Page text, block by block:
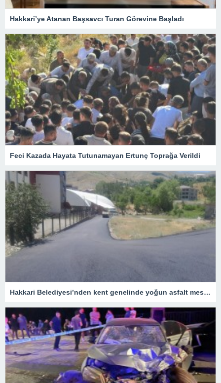
Hakkari’ye Atanan Başsavcı Turan Görevine Başladı
Feci Kazada Hayata Tutunamayan Ertunç Toprağa Verildi
Hakkari Belediyesi’nden kent genelinde yoğun asfalt mesaisi